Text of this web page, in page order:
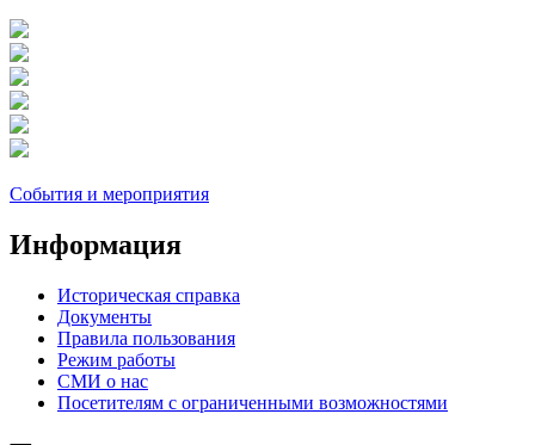
События и мероприятия
Информация
Историческая справка
Документы
Правила пользования
Режим работы
СМИ о нас
Посетителям с ограниченными возможностями